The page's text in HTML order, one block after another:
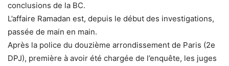
conclusions de la BC.
L’affaire Ramadan est, depuis le début des investigations,
passée de main en main.
Après la police du douzième arrondissement de Paris (2e
DPJ), première à avoir été chargée de l’enquête, les juges